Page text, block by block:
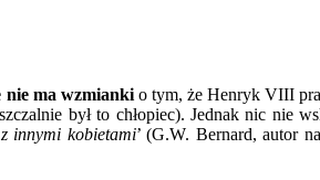
nie ma wzmiankio tym, że Henryk VIII
był to chłopiec). Jednak nic nie
innymi kobietami’ (G.W. Bernard, autor